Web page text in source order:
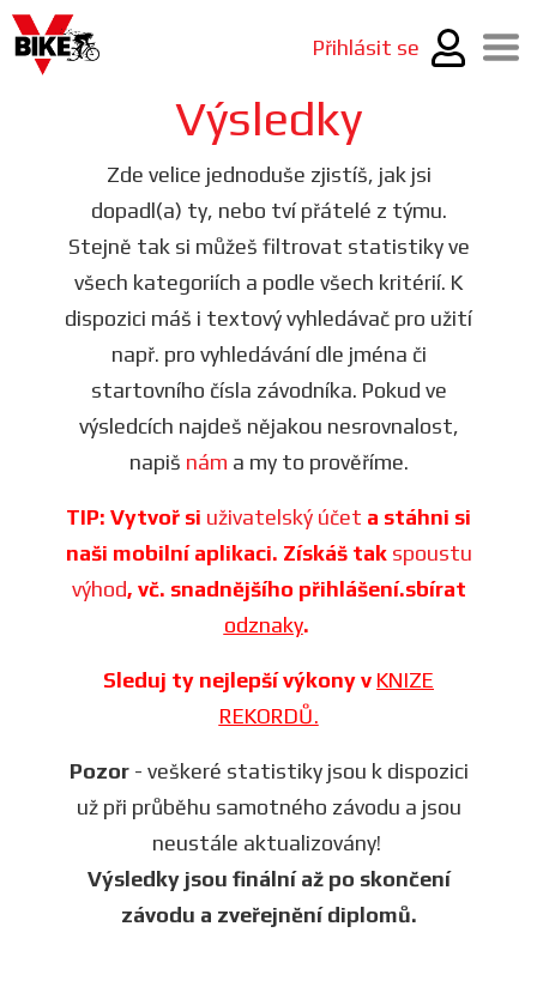
Přihlásit se
Výsledky
Zde velice jednoduše zjistíš, jak jsi
dopadl(a) ty, nebo tví přátelé z týmu.
Stejně tak si můžeš filtrovat statistiky ve
všech kategoriích a podle všech kritérií. K
dispozici máš i textový vyhledávač pro užití
např. pro vyhledávání dle jména či
startovního čísla závodníka. Pokud ve
výsledcích najdeš nějakou nesrovnalost,
napiš nám a my to prověříme.
TIP: Vytvoř si uživatelský účet a stáhni si
naši mobilní aplikaci. Získáš tak spoustu
výhod, vč. snadnějšího přihlášení.sbírat
odznaky.
Sleduj ty nejlepší výkony v KNIZE
REKORDŮ.
Pozor- veškeré statistiky jsou k dispozici
už při průběhu samotného závodu a jsou
neustále aktualizovány!
Výsledky jsou finální až po skončení
závodu a zveřejnění diplomů.